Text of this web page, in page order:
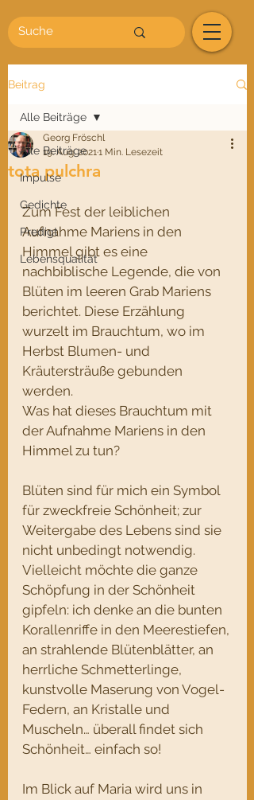
Beitrag
Alle Beiträge
Impulse
Gedichte
Predigt
Lebensqualität
Alle Beiträge
tota pulchra
Georg Fröschl
19. Aug. 20211 Min. Lesezeit
Zum Fest der leiblichen
Aufnahme Mariens in den
Himmel gibt es eine
nachbiblische Legende, die von
Blüten im leeren Grab Mariens
berichtet. Diese Erzählung
wurzelt im Brauchtum, wo im
Herbst Blumen- und
Kräutersträuße gebunden
werden.
Was hat dieses Brauchtum mit
der Aufnahme Mariens in den
Himmel zu tun?
Blüten sind für mich ein Symbol
für zweckfreie Schönheit; zur
Weitergabe des Lebens sind sie
nicht unbedingt notwendig.
Vielleicht möchte die ganze
Schöpfung in der Schönheit
gipfeln: ich denke an die bunten
Korallenriffe in den Meerestiefen,
an strahlende Blütenblätter, an
herrliche Schmetterlinge,
kunstvolle Maserung von Vogel-
Federn, an Kristalle und
Muscheln… überall findet sich
Schönheit… einfach so!
Im Blick auf Maria wird uns in